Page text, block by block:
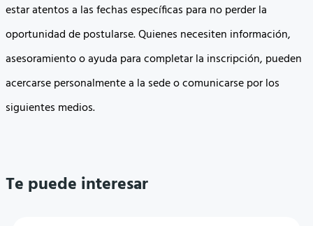
estar atentos a las fechas específicas para no perder la
oportunidad de postularse. Quienes necesiten información,
asesoramiento o ayuda para completar la inscripción, pueden
acercarse personalmente a la sede o comunicarse por los
siguientes medios.
Te puede interesar